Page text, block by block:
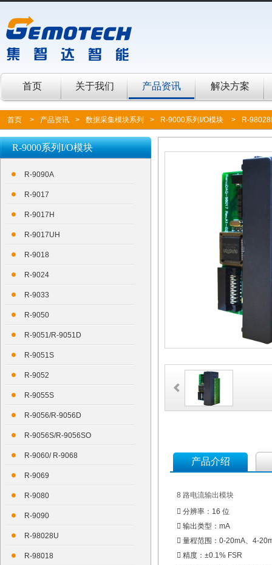
首页 关于我们 产品资讯 解决方案
首页 > 产品资讯 > 数据采集模块系列 > R-9000系列I/O模块 > R-98028I
R-9000系列I/O模块
R-9090A
R-9017
R-9017H
R-9017UH
R-9018
R-9024
R-9033
R-9050
R-9051/R-9051D
R-9051S
R-9052
R-9055S
R-9056/R-9056D
R-9056S/R-9056SO
R-9060/ R-9068
R-9069
R-9080
R-9090
R-98028U
R-98018
产品介绍
8 路电流输出模块
 分辨率：16 位
 输出类型：mA
 量程范围：0-20mA、4-
 精度：±0.1% FSR